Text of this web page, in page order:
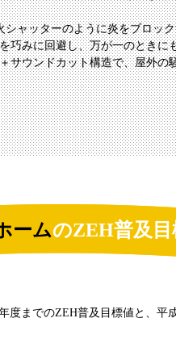
ャッターのように炎をブロッ
巧みに回避し、万が一のときに
サウンドカット構造で、屋外の
ームのZEH普及
度までのZEH普及目標値と、平